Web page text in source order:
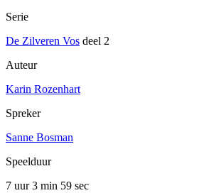
Serie
De Zilveren Vos deel 2
Auteur
Karin Rozenhart
Spreker
Sanne Bosman
Speelduur
7 uur 3 min 59 sec